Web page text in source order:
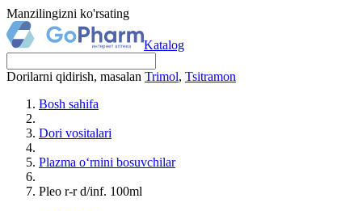
Manzilingizni ko'rsating
Katalog
Dorilarni qidirish, masalan Trimol, Tsitramon
Bosh sahifa
Dori vositalari
Plazma o‘rnini bosuvchilar
Pleo r-r d/inf. 100ml